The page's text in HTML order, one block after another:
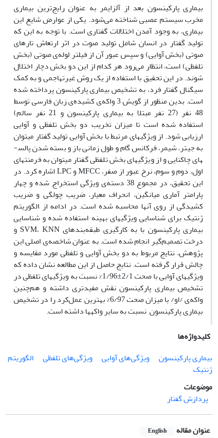
بیماری پارکینسون بعد از آلزایمر به عنوان رایج‌ترین بیماری
مخرب سیستم عصبی شناخته می‌شود. یکی از عوارض شایع این
بیماری، به وجود آمدن اختلالات گفتاری است. با توجه به این که
تولید گفتار در انسان شامل تولید صوت در اثر ارتعاش تارهای
صوتی (بخش آوایی) و سپس عبور آن از فیلتر لوله‌ی صوتی (بخش
تلفظی) است، انتظار می‌رود هر کدام از این دو بخش دچار اختلال
شوند. در این تحقیق با استفاده از یک روش غیرتهاجمی و به کمک
سیگنال گفتار فرد، به تشخیص بیماری پارکینسون پرداخته شده
است. بدین منظور از گویش 3 واکه‌ی کشیده‌ی زبان فارسی توسط
48 نفر (27 نفر مبتلا به بیماری پارکینسون و 21 نفر سالم)
استفاده شده است تا میزان تخریب دو بخش تلفظی و آوایی
ارزیابی شود. از ویژگی­های مرتبط با بخش آوایی تولید گفتار می­توان
به جیتر، شیمر، فرکانس گام و طول زمانی باز و بسته شدن پالس­
های چاکنایی و از ویژگی­های بخش تلفظی گفتار می­توان به فرمنت­های
اول، دوم و سوم، نرخ عبور از صفر، MFCC و LPC اشاره کرد. در
این تحقیق، در مجموع 38 دسته‌ی ویژگی استخراج شده و چهار
پارامتر آماری میانگین، انحراف معیار، ضریب چولگی و ضریب
کشیدگی از روی آن­ها محاسبه شده است. در ادامه از الگوریتم
ژنتیک برای شناسایی ویژگی­های بهینه استفاده شده و شناسایی
بیماری پارکینسون با به کارگیری طبقه‌بندهای SVM، KNN و
درخت تصمیم‌گیر انجام شده است. به عنوان شاخصه‌ی اصلی این
پژوهش، نتایج مربوط به دو بخش آوایی و تلفظی مورد مقایسه و
چالش قرار گرفته است. نتایج حاصل از این مطالعه نشان داده که
ویژگی­های آوایی با صحت 2/1±1/96% نسبت به ویژگی­های تلفظی در
تشخیص بیماری پارکینسون نقش مفیدتری داشته و هم‌چنین
واکه‌ی /او/ با میزان صحت 6/97% بهترین عمل‌کرد را در تشخیص
بیماری پارکینسون نسبت به سایر واکه­ها داشته است.
کلیدواژه‌ها
بیماری پارکینسون
ویژگی‌های آوایی ویژگی‌های تلفظی
الگوریتم
ژنتیک
موضوعات
پردازش گفتار
عنوان مقاله English